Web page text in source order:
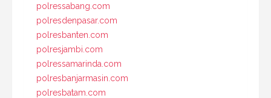
polressabang.com
polresdenpasar.com
polresbanten.com
polresjambi.com
polressamarinda.com
polresbanjarmasin.com
polresbatam.com